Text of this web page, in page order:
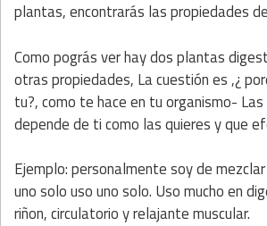
plantas, encontrarás las propiedades
Como pográs ver hay dos plantas
otras propiedades, La cuestión es ,¿
tu?, como te hace en tu organismo-
depende de ti como las quieres y que
Ejemplo: personalmente soy de
uno solo uso uno solo. Uso mucho en
riñon, circulatorio y relajante muscular.